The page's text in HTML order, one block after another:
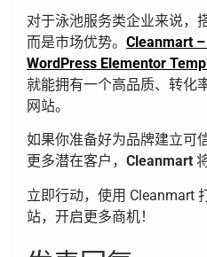
对于泳池服务类企业来说，
而是市场优势。 Cleanmart
WordPress Elementor
就能拥有一个高品质、转化
网站。
如果你准备好为品牌建立可
更多潜在客户， Cleanmart
立即行动，使用 Cleanmart
站，开启更多商机！